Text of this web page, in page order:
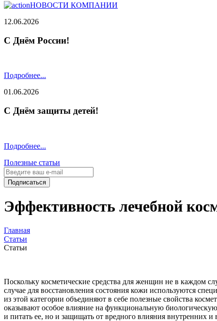
НОВОСТИ КОМПАНИИ
12.06.2026
С Днём России!
Подробнее...
01.06.2026
С Днём защиты детей!
Подробнее...
Полезные статьи
Подписаться
Эффективность лечебной
Главная
Статьи
Статьи
Поскольку косметические средства для женщин не в каждом
случае для восстановления состояния кожи используются
из этой категории объединяют в себе полезные свойства
оказывают особое влияние на функциональную
и питать ее, но и защищать от вредного влияния внутренних